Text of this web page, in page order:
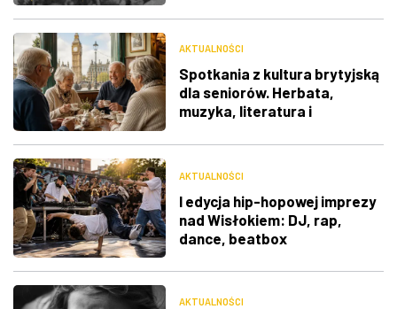
AKTUALNOŚCI
Spotkania z kultura brytyjską
dla seniorów. Herbata,
muzyka, literatura i
AKTUALNOŚCI
I edycja hip-hopowej imprezy
nad Wisłokiem: DJ, rap,
dance, beatbox
AKTUALNOŚCI